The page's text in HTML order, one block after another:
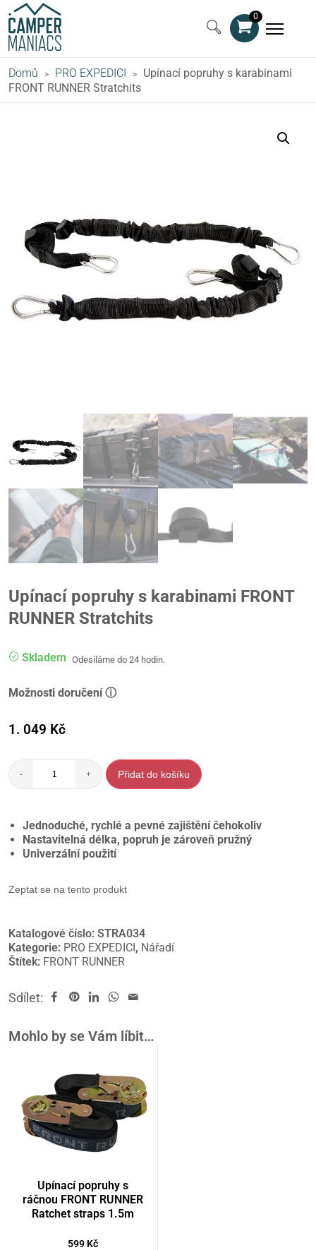
0
Domů > PRO EXPEDICI >
Upínací popruhy s karabinami
FRONT RUNNER Stratchits
Upínací popruhy s karabinami FRONT
RUNNER Stratchits
Skladem Odesíláme do 24 hodin.
Možnosti doručení ⓘ
1. 049 Kč
- + Přidat do košíku
Jednoduché, rychlé a pevné zajištění čehokoliv
Nastavitelná délka, popruh je zároveň pružný
Univerzální použití
Zeptat se na tento produkt
Katalogové číslo: STRA034
Kategorie: PRO EXPEDICI, Nářadí
Štítek: FRONT RUNNER
Sdílet:
Mohlo by se Vám líbit…
Upínací popruhy s
ráčnou FRONT RUNNER
Ratchet straps 1.5m
599 Kč